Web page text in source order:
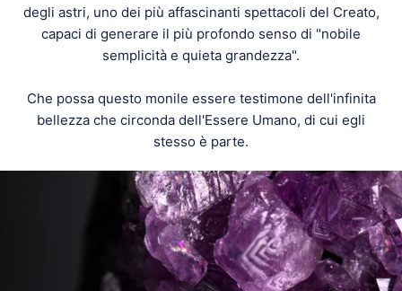
degli astri, uno dei più affascinanti spettacoli del Creato,
capaci di generare il più profondo senso di "nobile
semplicità e quieta grandezza".
Che possa questo monile essere testimone dell'infinita
bellezza che circonda dell'Essere Umano, di cui egli
stesso è parte.